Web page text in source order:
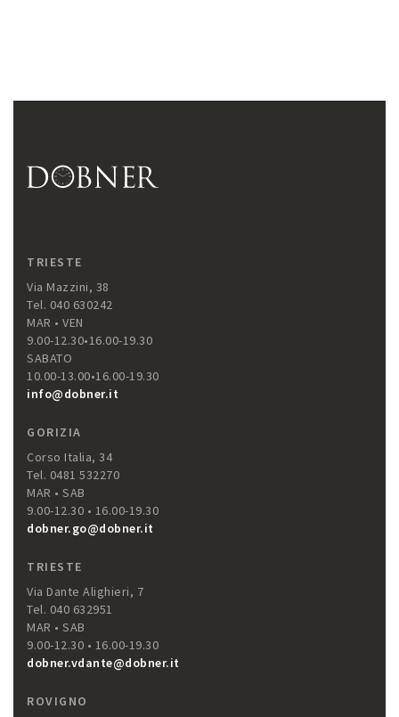
TRIESTE
Via Mazzini, 38
Tel. 040 630242
MAR • VEN
9.00-12.30•16.00-19.30
SABATO
10.00-13.00•16.00-19.30
info@dobner.it
GORIZIA
Corso Italia, 34
Tel. 0481 532270
MAR • SAB
9.00-12.30 • 16.00-19.30
dobner.go@dobner.it
TRIESTE
Via Dante Alighieri, 7
Tel. 040 632951
MAR • SAB
9.00-12.30 • 16.00-19.30
dobner.vdante@dobner.it
ROVIGNO